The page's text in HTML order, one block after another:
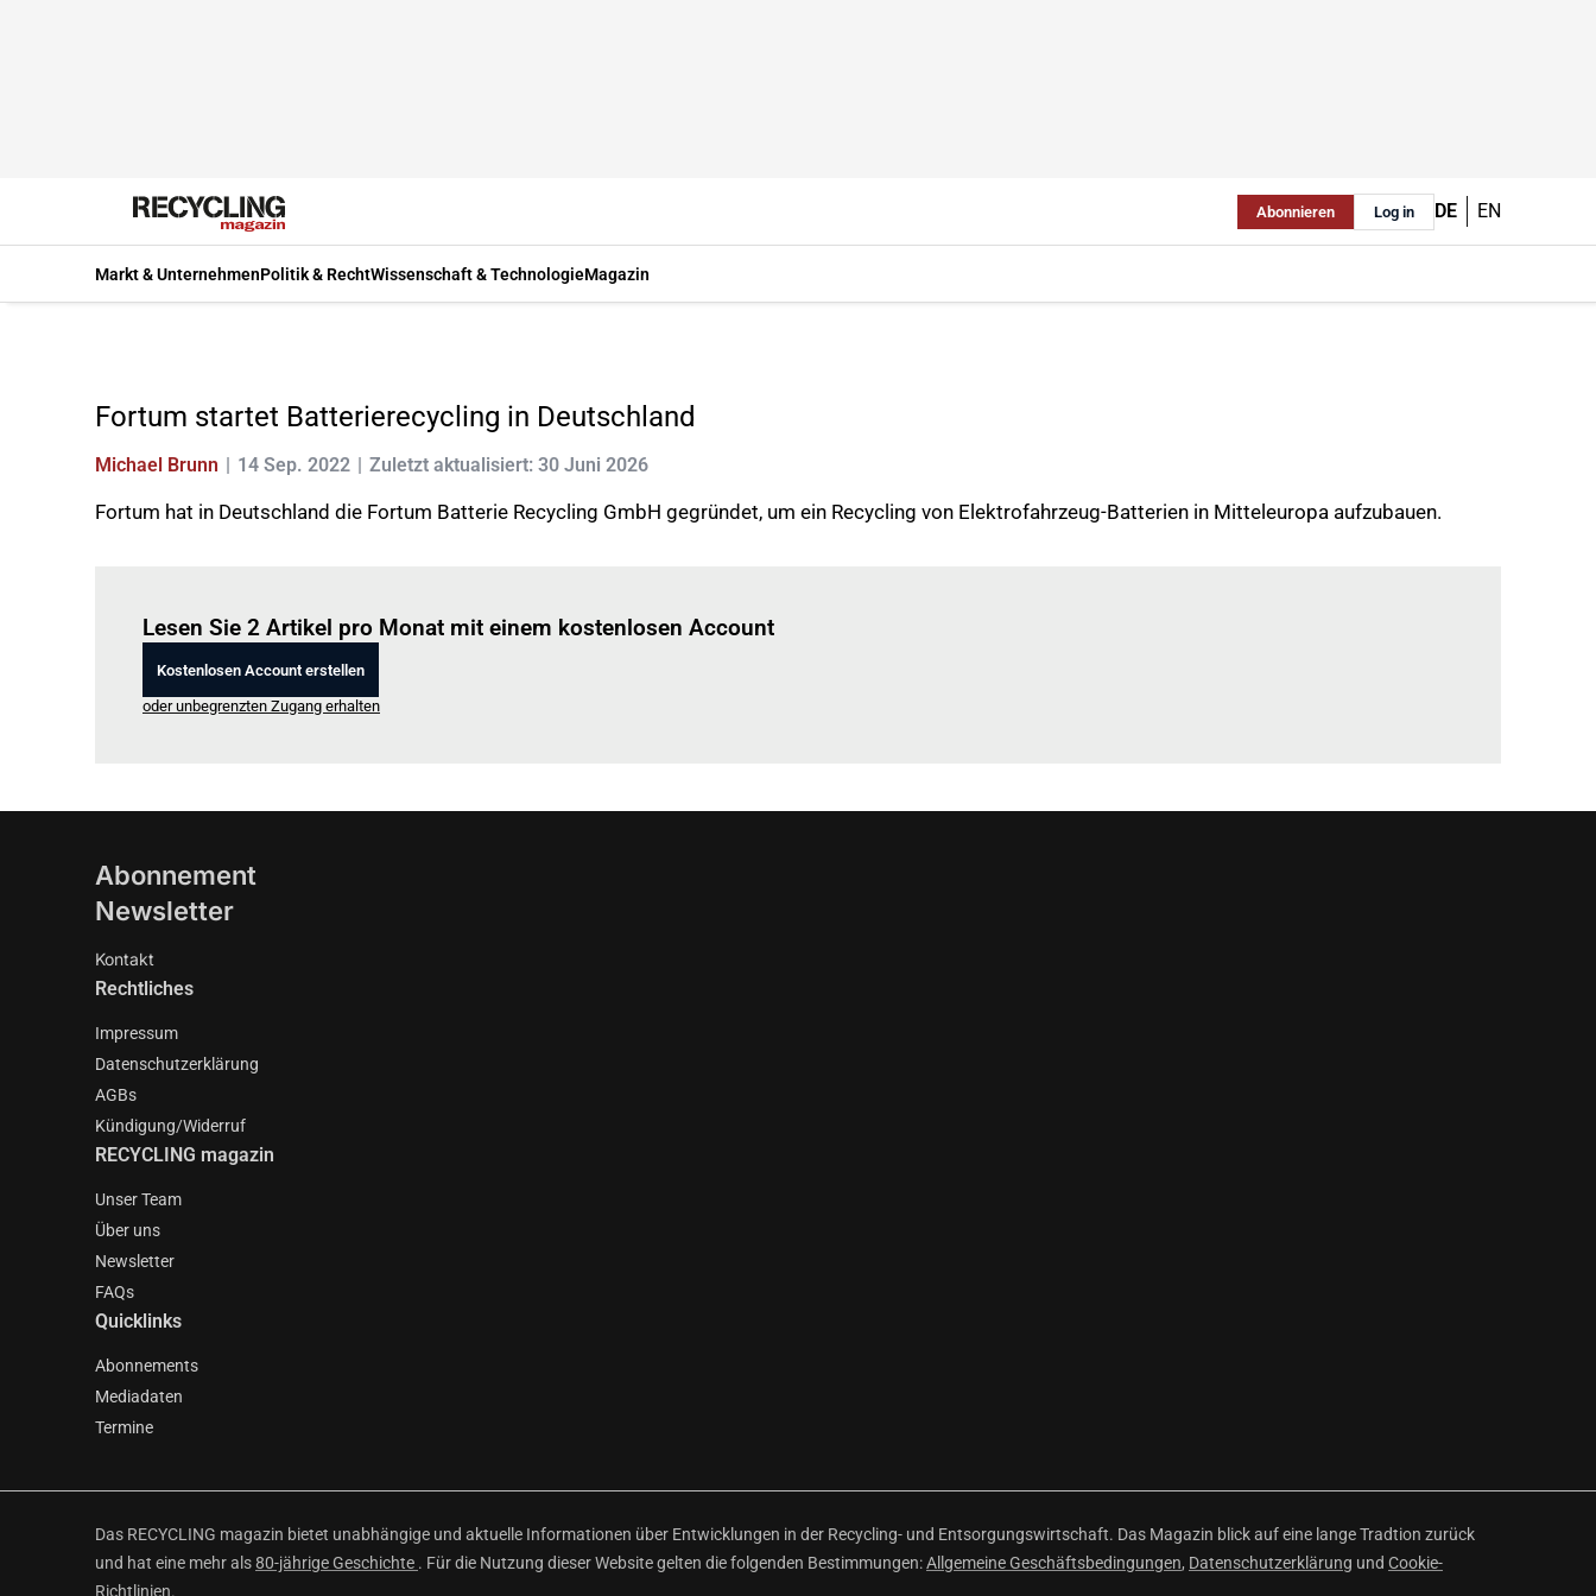
Abonnieren Log in DE EN
Markt & UnternehmenPolitik & RechtWissenschaft & TechnologieMagazin
Fortum startet Batterierecycling in Deutschland
Michael Brunn 14 Sep. 2022 Zuletzt aktualisiert: 30 Juni 2026
Fortum hat in Deutschland die Fortum Batterie Recycling GmbH gegründet, um ein Recycling von Elektrofahrzeug-Batterien in Mitteleuropa aufzubauen.
Lesen Sie 2 Artikel pro Monat mit einem kostenlosen Account
Kostenlosen Account erstellen
oder unbegrenzten Zugang erhalten
Abonnement
Newsletter
Kontakt
Rechtliches
Impressum
Datenschutzerklärung
AGBs
Kündigung/Widerruf
RECYCLING magazin
Unser Team
Über uns
Newsletter
FAQs
Quicklinks
Abonnements
Mediadaten
Termine
Das RECYCLING magazin bietet unabhängige und aktuelle Informationen über Entwicklungen in der Recycling- und Entsorgungswirtschaft. Das Magazin blick auf eine lange Tradtion zurück
und hat eine mehr als80-jährige Geschichte . Für die Nutzung dieser Website gelten die folgenden Bestimmungen:Allgemeine Geschäftsbedingungen, Datenschutzerklärung und Cookie-
Richtlinien.